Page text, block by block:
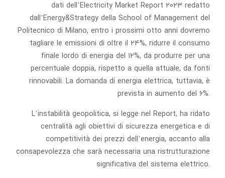
dati dell’Electricity Market Report 2023 redatto
dall’Energy&Strategy della School of Management del
Politecnico di Milano, entro i prossimi otto anni dovremo
tagliare le emissioni di oltre il 24%, ridurre il consumo
finale lordo di energia del 12%, da produrre per una
percentuale doppia, rispetto a quella attuale, da fonti
rinnovabili. La domanda di energia elettrica, tuttavia, è
prevista in aumento del 6%.
L’instabilità geopolitica, si legge nel Report, ha ridato
centralità agli obiettivi di sicurezza energetica e di
competitività dei prezzi dell’energia, accanto alla
consapevolezza che sarà necessaria una ristrutturazione
significativa del sistema elettrico.